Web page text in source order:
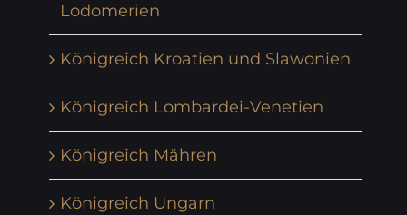
Lodomerien
Königreich Kroatien und Slawonien
Königreich Lombardei-Venetien
Königreich Mähren
Königreich Ungarn